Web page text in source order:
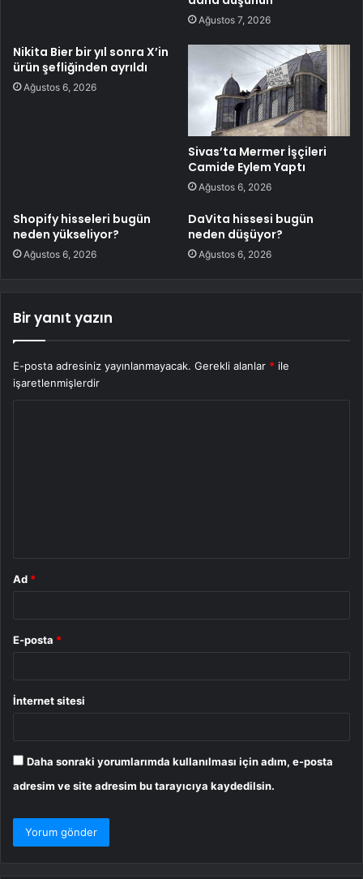
Ağustos 7, 2026
Nikita Bier bir yıl sonra X’in
ürün şefliğinden ayrıldı
Ağustos 6, 2026
Sivas’ta Mermer İşçileri
Camide Eylem Yaptı
Ağustos 6, 2026
Shopify hisseleri bugün
neden yükseliyor?
Ağustos 6, 2026
DaVita hissesi bugün
neden düşüyor?
Ağustos 6, 2026
Bir yanıt yazın
E-posta adresiniz yayınlanmayacak. Gerekli alanlar * ile
işaretlenmişlerdir
Ad *
E-posta *
İnternet sitesi
Daha sonraki yorumlarımda kullanılması için adım, e-posta
adresim ve site adresim bu tarayıcıya kaydedilsin.